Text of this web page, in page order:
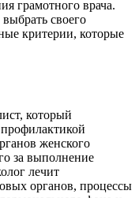
грамотного врача.
своего
критерии, которые
который
женского
за выполнение
лечит
органов, процессы